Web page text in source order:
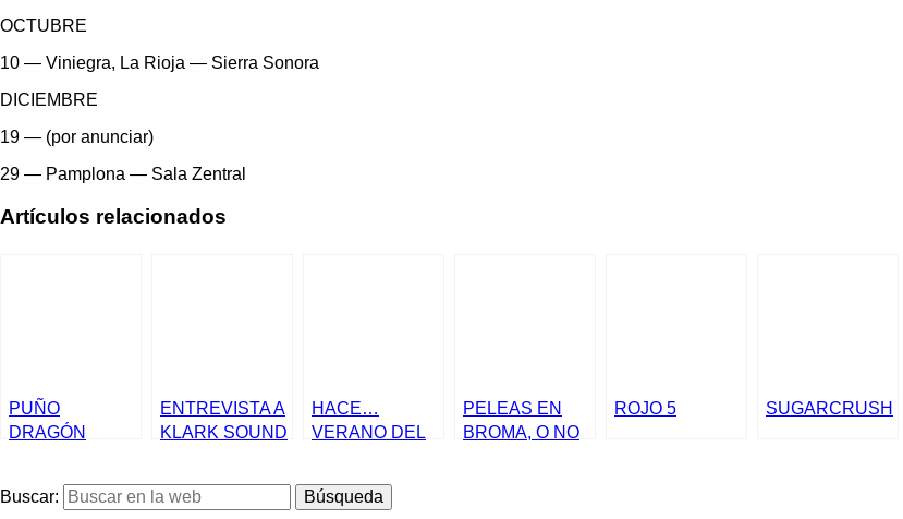
OCTUBRE
10 — Viniegra, La Rioja — Sierra Sonora
DICIEMBRE
19 — (por anunciar)
29 — Pamplona — Sala Zentral
Artículos relacionados
PUÑO
DRAGÓN
‘JUEGOS
VIOLENTOS’
ENTREVISTA A
KLARK SOUND
HACE…
VERANO DEL
PELEAS EN
BROMA, O NO
ROJO 5 SUGARCRUSH
Buscar: